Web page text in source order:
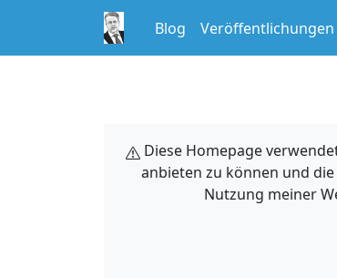
Blog Veröffentlichungen
Diese Homepage
anbieten zu können und
Nutzung meiner